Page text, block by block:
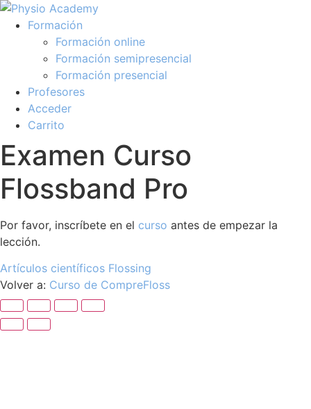
Formación
Formación online
Formación semipresencial
Formación presencial
Profesores
Acceder
Carrito
Examen Curso
Flossband Pro
Por favor, inscríbete en el curso antes de empezar la
lección.
Artículos científicos Flossing
Volver a: Curso de CompreFloss